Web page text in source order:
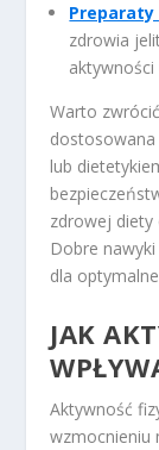
zdrowia
aktywności
Warto
dostosowana
lub
zdrowej diety
Dobre
dla
JAK
Aktywność
wzmocnieniu